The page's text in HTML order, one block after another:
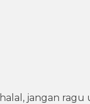
jangan